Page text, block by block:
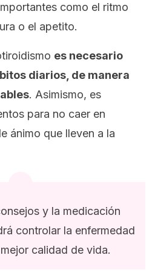
como el ritmo
o el apetito.
es necesario
diarios, de manera
. Asimismo, es
para no caer en
ánimo que lleven a la
y la medicación
controlar la enfermedad
calidad de vida.